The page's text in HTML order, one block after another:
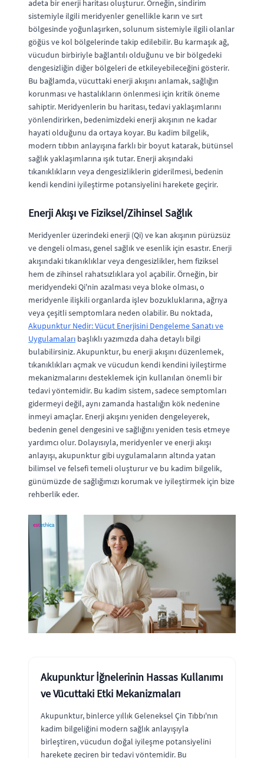
adeta bir enerji haritası oluşturur. Örneğin, sindirim
sistemiyle ilgili meridyenler genellikle karın ve sırt
bölgesinde yoğunlaşırken, solunum sistemiyle ilgili olanlar
göğüs ve kol bölgelerinde takip edilebilir. Bu karmaşık ağ,
vücudun birbiriyle bağlantılı olduğunu ve bir bölgedeki
dengesizliğin diğer bölgeleri de etkileyebileceğini gösterir.
Bu bağlamda, vücuttaki enerji akışını anlamak, sağlığın
korunması ve hastalıkların önlenmesi için kritik öneme
sahiptir. Meridyenlerin bu haritası, tedavi yaklaşımlarını
yönlendirirken, bedenimizdeki enerji akışının ne kadar
hayati olduğunu da ortaya koyar. Bu kadim bilgelik,
modern tıbbın anlayışına farklı bir boyut katarak, bütünsel
sağlık yaklaşımlarına ışık tutar. Enerji akışındaki
tıkanıklıkların veya dengesizliklerin giderilmesi, bedenin
kendi kendini iyileştirme potansiyelini harekete geçirir.
Enerji Akışı ve Fiziksel/Zihinsel Sağlık
Meridyenler üzerindeki enerji (Qi) ve kan akışının pürüzsüz
ve dengeli olması, genel sağlık ve esenlik için esastır. Enerji
akışındaki tıkanıklıklar veya dengesizlikler, hem fiziksel
hem de zihinsel rahatsızlıklara yol açabilir. Örneğin, bir
meridyendeki Qi'nin azalması veya bloke olması, o
meridyenle ilişkili organlarda işlev bozukluklarına, ağrıya
veya çeşitli semptomlara neden olabilir. Bu noktada,
Akupunktur Nedir: Vücut Enerjisini Dengeleme Sanatı ve
Uygulamaları başlıklı yazımızda daha detaylı bilgi
bulabilirsiniz. Akupunktur, bu enerji akışını düzenlemek,
tıkanıklıkları açmak ve vücudun kendi kendini iyileştirme
mekanizmalarını desteklemek için kullanılan önemli bir
tedavi yöntemidir. Bu kadim sistem, sadece semptomları
gidermeyi değil, aynı zamanda hastalığın kök nedenine
inmeyi amaçlar. Enerji akışını yeniden dengeleyerek,
bedenin genel dengesini ve sağlığını yeniden tesis etmeye
yardımcı olur. Dolayısıyla, meridyenler ve enerji akışı
anlayışı, akupunktur gibi uygulamaların altında yatan
bilimsel ve felsefi temeli oluşturur ve bu kadim bilgelik,
günümüzde de sağlığımızı korumak ve iyileştirmek için bize
rehberlik eder.
Akupunktur İğnelerinin Hassas Kullanımı
ve Vücuttaki Etki Mekanizmaları
Akupunktur, binlerce yıllık Geleneksel Çin Tıbbı'nın
kadim bilgeliğini modern sağlık anlayışıyla
birleştiren, vücudun doğal iyileşme potansiyelini
harekete geçiren bir tedavi yöntemidir. Bu